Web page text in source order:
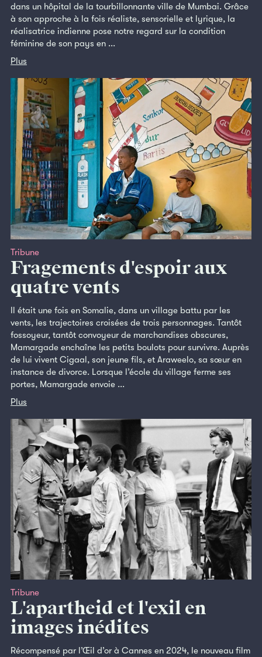
dans un hôpital de la tourbillonnante ville de Mumbai. Grâce
à son approche à la fois réaliste, sensorielle et lyrique, la
réalisatrice indienne pose notre regard sur la condition
féminine de son pays en ...
Plus
Tribune
Fragements d'espoir aux
quatre vents
Il était une fois en Somalie, dans un village battu par les
vents, les trajectoires croisées de trois personnages. Tantôt
fossoyeur, tantôt convoyeur de marchandises obscures,
Mamargade enchaîne les petits boulots pour survivre. Auprès
de lui vivent Cigaal, son jeune fils, et Araweelo, sa sœur en
instance de divorce. Lorsque l’école du village ferme ses
portes, Mamargade envoie ...
Plus
Tribune
L'apartheid et l'exil en
images inédites
Récompensé par l’Œil d’or à Cannes en 2024, le nouveau film